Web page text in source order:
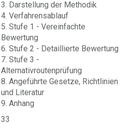
3. Darstellung der Methodik
4. Verfahrensablauf
5. Stufe 1 - Vereinfachte
Bewertung
6. Stufe 2 - Detaillierte Bewertung
7. Stufe 3 -
Alternativroutenprüfung
8. Angeführte Gesetze, Richtlinien
und Literatur
9. Anhang
33